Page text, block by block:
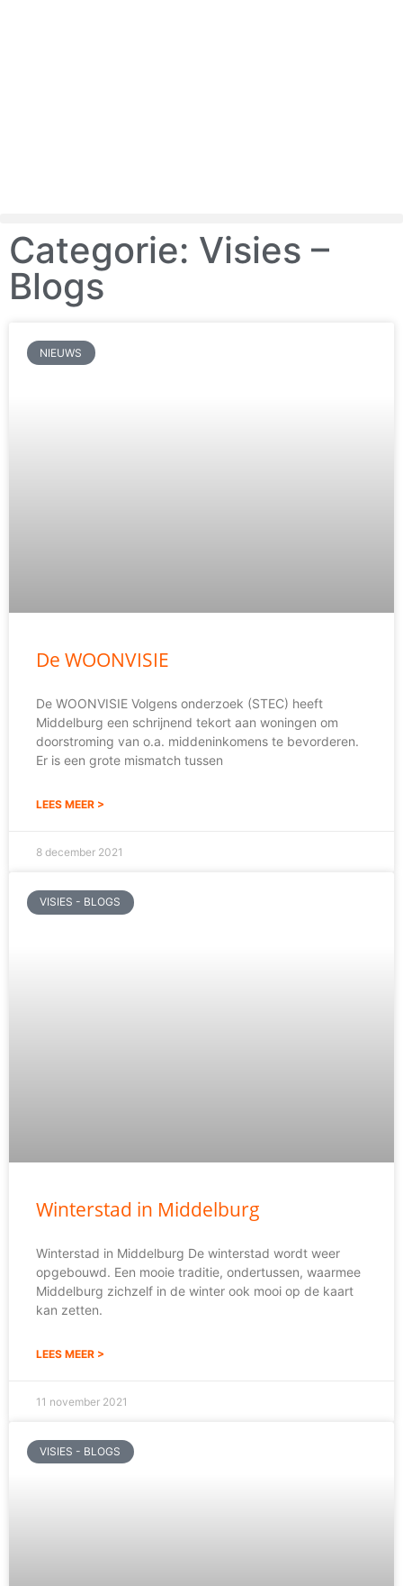
Categorie: Visies –
Blogs
NIEUWS
De WOONVISIE
De WOONVISIE Volgens onderzoek (STEC) heeft
Middelburg een schrijnend tekort aan woningen om
doorstroming van o.a. middeninkomens te bevorderen.
Er is een grote mismatch tussen
LEES MEER >
8 december 2021
VISIES - BLOGS
Winterstad in Middelburg
Winterstad in Middelburg De winterstad wordt weer
opgebouwd. Een mooie traditie, ondertussen, waarmee
Middelburg zichzelf in de winter ook mooi op de kaart
kan zetten.
LEES MEER >
11 november 2021
VISIES - BLOGS